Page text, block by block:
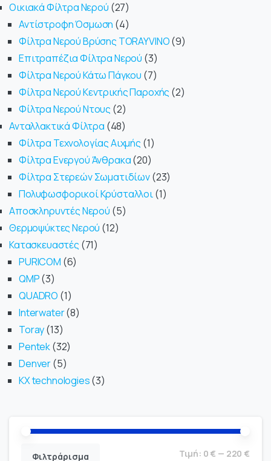
Οικιακά Φίλτρα Νερού 27
Αντίστροφη Όσμωση 4
Φίλτρα Νερού Βρύσης TORAYVINO 9
Επιτραπέζια Φίλτρα Νερού 3
Φίλτρα Νερού Κάτω Πάγκου 7
Φίλτρα Νερού Κεντρικής Παροχής 2
Φίλτρα Νερού Ντους 2
Ανταλλακτικά Φίλτρα 48
Φίλτρα Τεχνολογίας Αιχμής 1
Φίλτρα Ενεργού Άνθρακα 20
Φίλτρα Στερεών Σωματιδίων 23
Πολυφωσφορικοί Κρύσταλλοι 1
Αποσκληρυντές Νερού 5
Θερμοψύκτες Νερού 12
Κατασκευαστές 71
PURICOM 6
QMP 3
QUADRO 1
Interwater 8
Toray 13
Pentek 32
Denver 5
KX technologies 3
Φιλτράρισμα Τιμή: 0 € — 220 €